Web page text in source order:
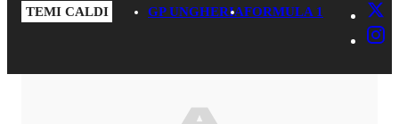
TEMI CALDI GP UNGHERIAFORMULA 1